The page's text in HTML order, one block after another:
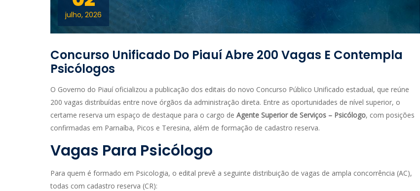
julho, 2026
Concurso Unificado Do Piauí Abre 200 Vagas E Contempla
Psicólogos
O Governo do Piauí oficializou a publicação dos editais do novo Concurso Público Unificado estadual, que reúne
200 vagas distribuídas entre nove órgãos da administração direta. Entre as oportunidades de nível superior, o
certame reserva um espaço de destaque para o cargo de Agente Superior de Serviços – Psicólogo, com posições
confirmadas em Parnaíba, Picos e Teresina, além de formação de cadastro reserva.
Vagas Para Psicólogo
Para quem é formado em Psicologia, o edital prevê a seguinte distribuição de vagas de ampla concorrência (AC),
todas com cadastro reserva (CR):